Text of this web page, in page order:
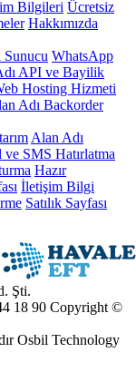
Bilgileri Ücretsiz
Hakkımızda
WhatsApp
API ve Bayilik
Hosting Hizmeti
Adı Backorder
Alan Adı
SMS Hatırlatma
Hazır
İletişim Bilgi
Satılık Sayfası
Şti.
18 90 Copyright ©
Osbil Technology